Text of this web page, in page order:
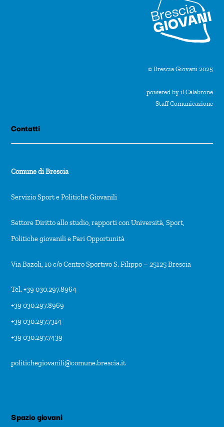
© Brescia Giovani 2025
powered by il Calabrone
Staff Comunicazione
Contatti
Comune di Brescia
Servizio Sport e Politiche Giovanili
Settore Diritto allo studio, rapporti con Università, Sport,
Politiche giovanili e Pari Opportunità
Via Bazoli, 10 c/o Centro Sportivo S. Filippo – 25125 Brescia
Tel. +39 030.297.8964
+39 030.297.8969
+39 030.297.7314
+39 030.297.7439
politichegiovanili@comune.brescia.it
Spazio giovani